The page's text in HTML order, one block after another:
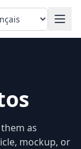
as
mockup, or